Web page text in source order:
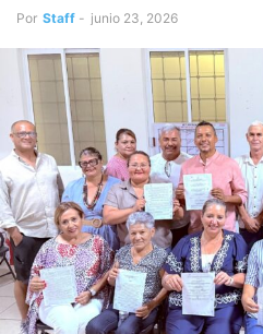
Por Staff - junio 23, 2026